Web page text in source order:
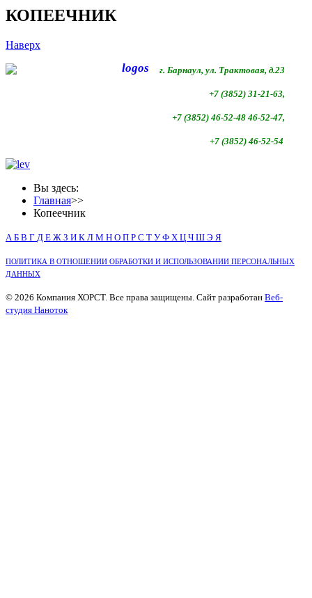
КОПЕЕЧНИК
Наверх
г. Барнаул, ул. Трактовая, д.23
+7 (3852) 31-21-63,
+7 (3852) 46-52-48 46-52-47,
+7 (3852) 46-52-54
Вы здесь:
Главная>>
Копеечник
А Б В Г Д Е Ж З И К Л М Н О П Р С Т У Ф Х Ц Ч Ш Э Я
ПОЛИТИКА В ОТНОШЕНИИ ОБРАБОТКИ И ИСПОЛЬЗОВАНИИ ПЕРСОНАЛЬНЫХ
ДАННЫХ
© 2026 Компания ХОРСТ. Все права защищены. Сайт разработан Веб-
студия Наноток